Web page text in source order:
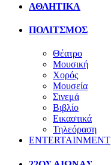
ΑΘΛΗΤΙΚΑ
ΠΟΛΙΤΣΜΟΣ
Θέατρο
Μουσική
Χορός
Μουσεία
Σινεμά
Βιβλίο
Εικαστικά
Τηλεόραση
ENTERTAINMENT